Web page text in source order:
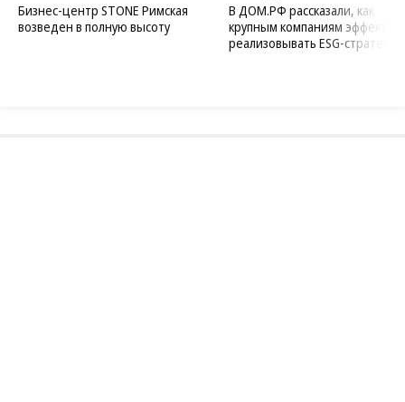
Бизнес-центр STONE Римская
возведен в полную высоту
В ДОМ.РФ рассказали, как
крупным компаниям
реализовывать ESG-стратегию